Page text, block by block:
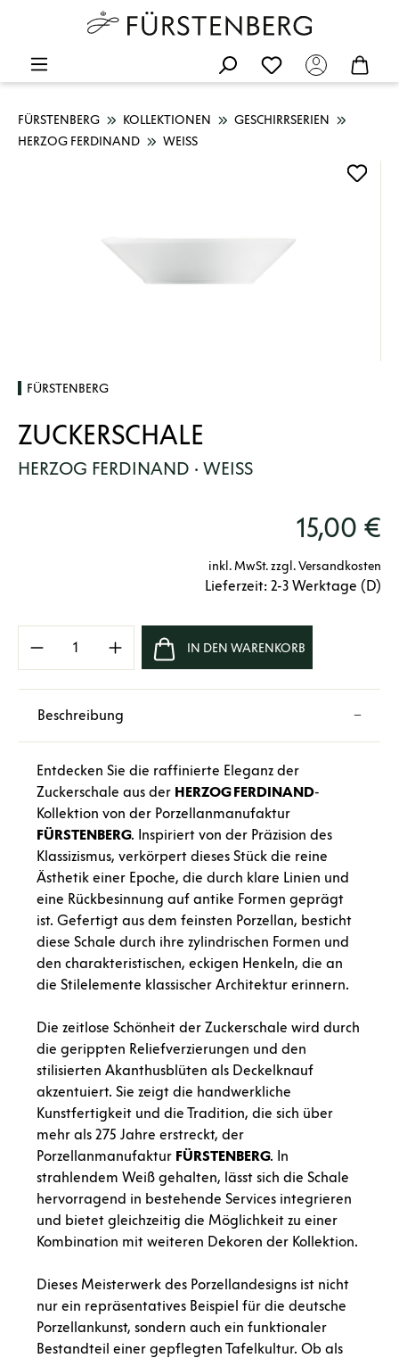
FÜRSTENBERG KOLLEKTIONEN
GESCHIRRSERIEN
HERZOG FERDINAND
WEISS
FÜRSTENBERG
ZUCKERSCHALE
HERZOG FERDINAND · WEISS
15,00 €
inkl. MwSt. zzgl. Versandkosten
Lieferzeit: 2-3 Werktage (D)
Produkt Anzahl: Gib den gewünschten
IN DEN WARENKORB
Beschreibung
Entdecken Sie die raffinierte Eleganz der
Zuckerschale aus der HERZOG FERDINAND-
Kollektion von der Porzellanmanufaktur
FÜRSTENBERG. Inspiriert von der Präzision des
Klassizismus, verkörpert dieses Stück die reine
Ästhetik einer Epoche, die durch klare Linien und
eine Rückbesinnung auf antike Formen geprägt
ist. Gefertigt aus dem feinsten Porzellan, besticht
diese Schale durch ihre zylindrischen Formen und
den charakteristischen, eckigen Henkeln, die an
die Stilelemente klassischer Architektur erinnern.
Die zeitlose Schönheit der Zuckerschale wird durch
die gerippten Reliefverzierungen und den
stilisierten Akanthusblüten als Deckelknauf
akzentuiert. Sie zeigt die handwerkliche
Kunstfertigkeit und die Tradition, die sich über
mehr als 275 Jahre erstreckt, der
Porzellanmanufaktur FÜRSTENBERG. In
strahlendem Weiß gehalten, lässt sich die Schale
hervorragend in bestehende Services integrieren
und bietet gleichzeitig die Möglichkeit zu einer
Kombination mit weiteren Dekoren der Kollektion.
Dieses Meisterwerk des Porzellandesigns ist nicht
nur ein repräsentatives Beispiel für die deutsche
Porzellankunst, sondern auch ein funktionaler
Bestandteil einer gepflegten Tafelkultur. Ob als